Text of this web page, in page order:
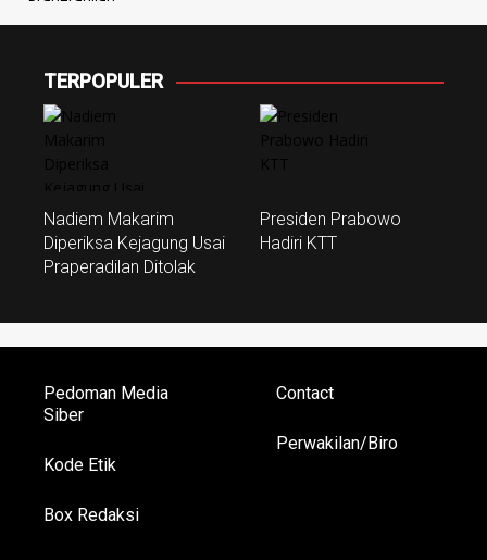
TERPOPULER
Nadiem Makarim
Diperiksa Kejagung Usai
Praperadilan Ditolak
Presiden Prabowo
Hadiri KTT
Pedoman Media
Siber
Kode Etik
Box Redaksi
Contact
Perwakilan/Biro